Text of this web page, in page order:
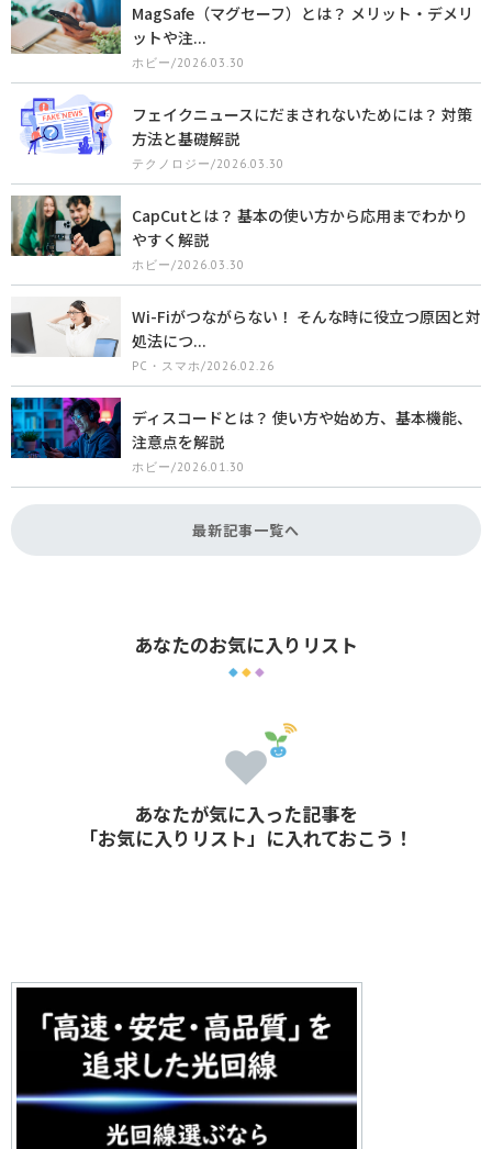
MagSafe（マグセーフ）とは？ メリット・デメリ
ットや注...
ホビー/2026.03.30
フェイクニュースにだまされないためには？ 対策
方法と基礎解説
テクノロジー/2026.03.30
CapCutとは？ 基本の使い方から応用までわかり
やすく解説
ホビー/2026.03.30
Wi-Fiがつながらない！ そんな時に役立つ原因と対
処法につ...
PC・スマホ/2026.02.26
ディスコードとは？ 使い方や始め方、基本機能、
注意点を解説
ホビー/2026.01.30
最新記事一覧へ
あなたのお気に入りリスト
あなたが気に入った記事を
「お気に入りリスト」に入れておこう！